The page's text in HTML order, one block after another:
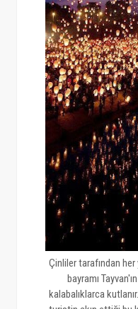
Çinliler tarafından
bayramı
kalabalıklarca